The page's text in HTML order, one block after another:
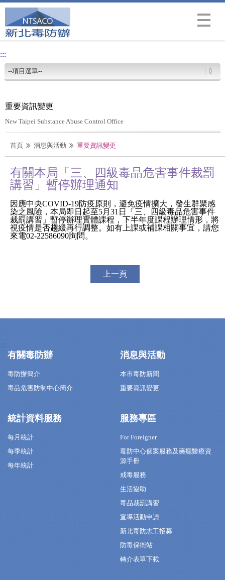
Menu
:::
重要資訊變更
New Taipei Substance Abuse Control Office
首頁 消息與活動 重要資訊變更
有關本局「三、四級毒品危害事件裁罰
講習」暫停辦理通知
因應中央COVID-19防疫原則，避免疫情擴大，發生群聚感
染之風險，本局即日起至5月31日「三、四級毒品危害事件
裁罰講習」暫停辦理實體課程，下半年度課程辦理情形，將
視疫情是否趨緩再行調整。如有上課或補課相關事宜，請您
來電02-22586090詢問。
上一頁
:::
有關毒防辦
毒防辦簡介
毒品危害防制中心簡介
消息與活動
本市毒防新聞
重要資訊變更
統計資料服務
每月統計
每季統計
每年統計
服務專區
For Foreigner
毒防中心個案服務及藥癮醫療資
源手冊
戒毒服務
生活協助
毒品裁罰講習
宣導活動申請
新北毒防志工招募
防毒保衛站
轉介表單下載